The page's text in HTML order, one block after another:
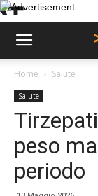
Home Salute
Salute
peso
periodo